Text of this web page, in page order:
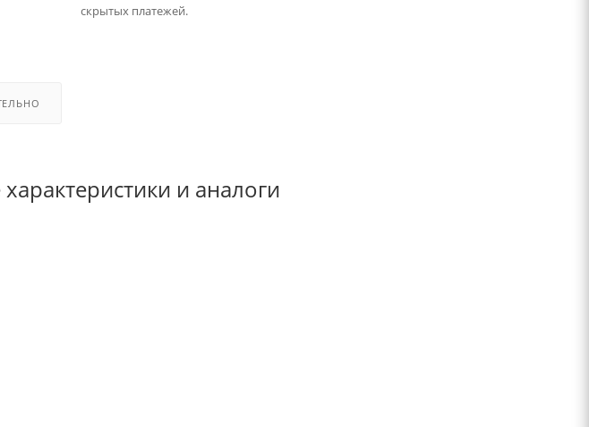
скрытых платежей.
и аналоги